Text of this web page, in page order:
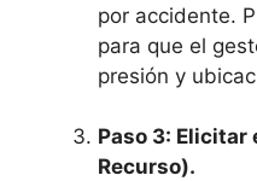
por accidente.
para que el
presión y
Paso 3: Elicitar
Recurso).